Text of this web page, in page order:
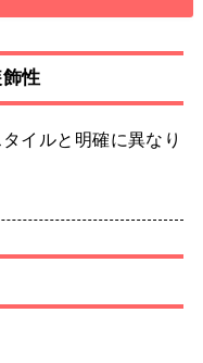
性
イルと明確に異なり